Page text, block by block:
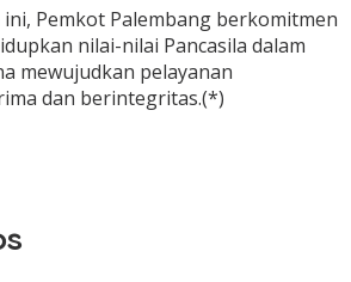
Pemkot Palembang berkomitmen
nilai-nilai Pancasila dalam
mewujudkan pelayanan
dan berintegritas.(*)